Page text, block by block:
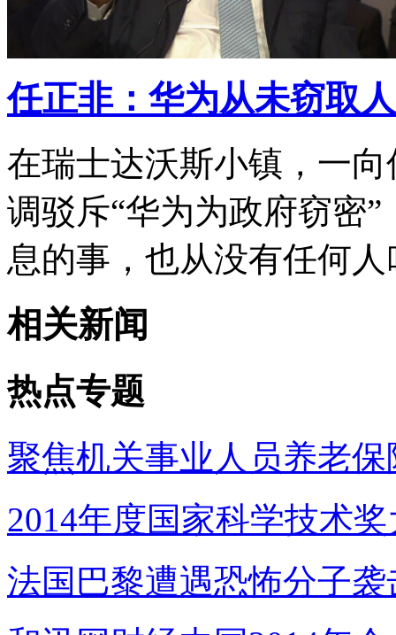
任正非：华为从未窃取
在瑞士达沃斯小镇，一
调驳斥“华为为政府窃密
息的事，也从没有任何
相关新闻
热点专题
聚焦机关事业人员养老保
2014年度国家科学技术
法国巴黎遭遇恐怖分子袭